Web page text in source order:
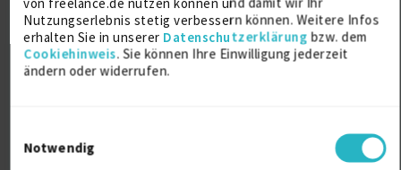
Nutzungserlebnis stetig verbessern können. Weitere Infos
erhalten Sie in unserer Datenschutzerklärung bzw. dem
Cookiehinweis. Sie können Ihre Einwilligung jederzeit
ändern oder widerrufen.
Notwendig
Web-Analytics, SEO & KI-Automatisierung